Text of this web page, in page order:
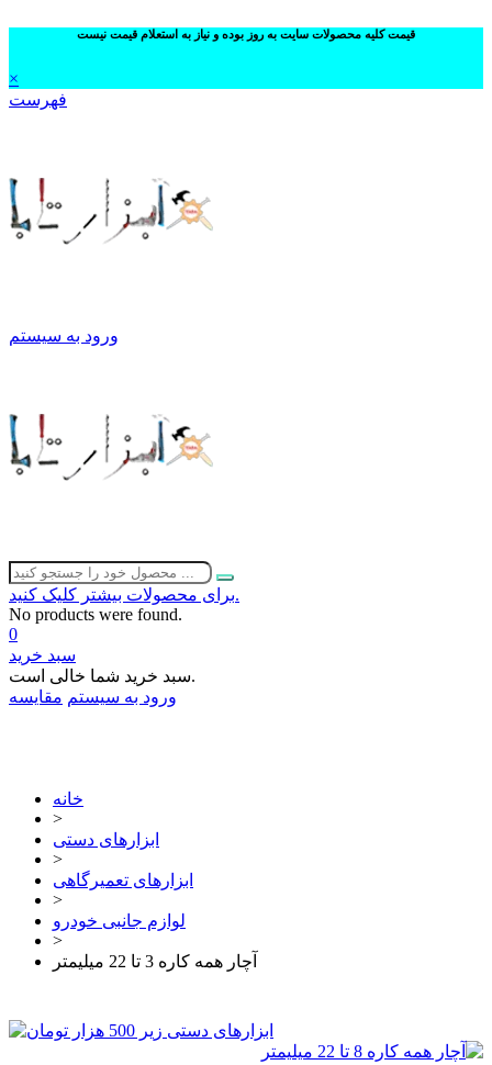
قیمت کلیه محصولات سایت به روز بوده و نیاز به استعلام قیمت نیست
×
فهرست
ورود به سیستم
برای محصولات بیشتر کلیک کنید.
No products were found.
0
سبد خرید
سبد خرید شما خالی است.
ورود به سیستم مقایسه
خانه
>
ابزارهای دستی
>
ابزارهای تعمیرگاهی
>
لوازم جانبی خودرو
>
آچار همه کاره 3 تا 22 میلیمتر